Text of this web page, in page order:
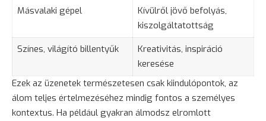
Másvalaki gépel
Kívülről jövő befolyás,
kiszolgáltatottság
Színes, világító billentyűk
Kreativitás, inspiráció
keresése
Ezek az üzenetek természetesen csak kiindulópontok, az
álom teljes értelmezéséhez mindig fontos a személyes
kontextus. Ha például gyakran álmodsz elromlott